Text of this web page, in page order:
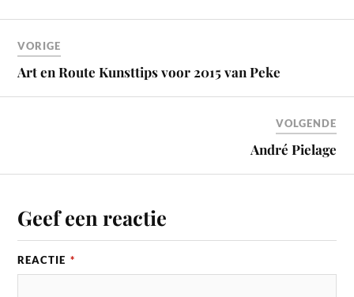
VORIGE
Art en Route Kunsttips voor 2015 van Peke
VOLGENDE
André Pielage
Geef een reactie
REACTIE *